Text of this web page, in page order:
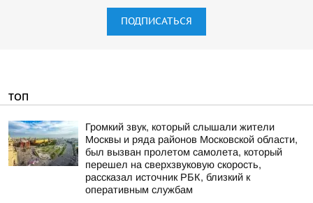
ПОДПИСАТЬСЯ
ТОП
Громкий звук, который слышали жители
Москвы и ряда районов Московской области,
был вызван пролетом самолета, который
перешел на сверхзвуковую скорость,
рассказал источник РБК, близкий к
оперативным службам